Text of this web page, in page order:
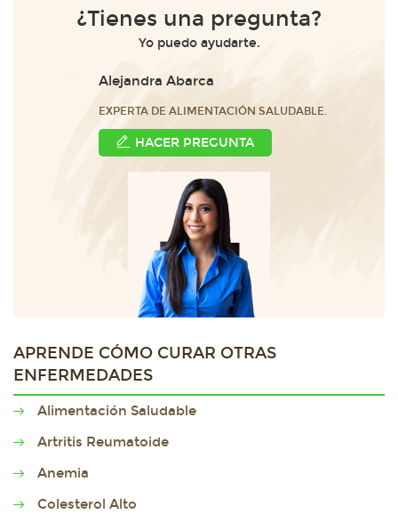
¿Tienes una pregunta?
Yo puedo ayudarte.
Alejandra Abarca
EXPERTA DE ALIMENTACIÓN SALUDABLE.
HACER PREGUNTA
APRENDE CÓMO CURAR OTRAS
ENFERMEDADES
Alimentación Saludable
Artritis Reumatoide
Anemia
Colesterol Alto